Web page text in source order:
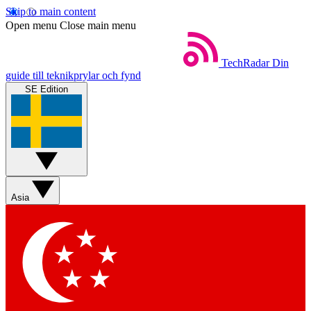
Skip to main content
Open menu Close main menu
TechRadar Din
guide till teknikprylar och fynd
SE Edition
Asia